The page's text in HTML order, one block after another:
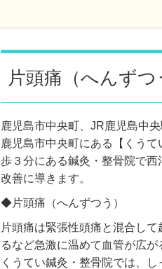
片頭痛（へんずつ
鹿児島市中央町、JR鹿児島中
鹿児島市中央町にある【くう
歩３分にある鍼灸・整骨院で
改善に導きます。
◆片頭痛（へんずつう）
片頭痛は緊張性頭痛と混合し
るなど急激に温めて血管が広が
くうてい鍼灸・整骨院では、